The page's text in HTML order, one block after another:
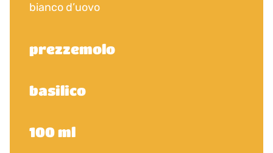
bianco d’uovo
prezzemolo
basilico
100 ml